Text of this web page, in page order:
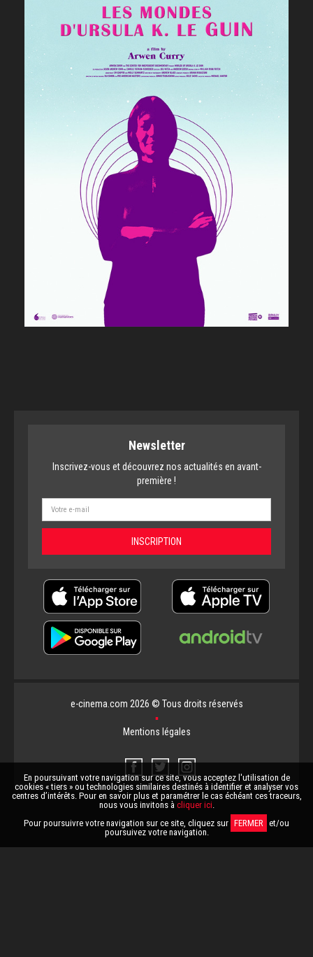
En poursuivant votre navigation sur ce site, vous acceptez l'utilisation de
cookies « tiers » ou technologies similaires destinés à identifier et analyser vos
centres d’intérêts. Pour en savoir plus et paramétrer le cas échéant ces traceurs,
nous vous invitons à cliquer ici.
Pour poursuivre votre navigation sur ce site, cliquez sur FERMER et/ou
poursuivez votre navigation.
Newsletter
Inscrivez-vous et découvrez nos actualités en avant-
première !
e-cinema.com 2026 © Tous droits réservés
▪
Mentions légales